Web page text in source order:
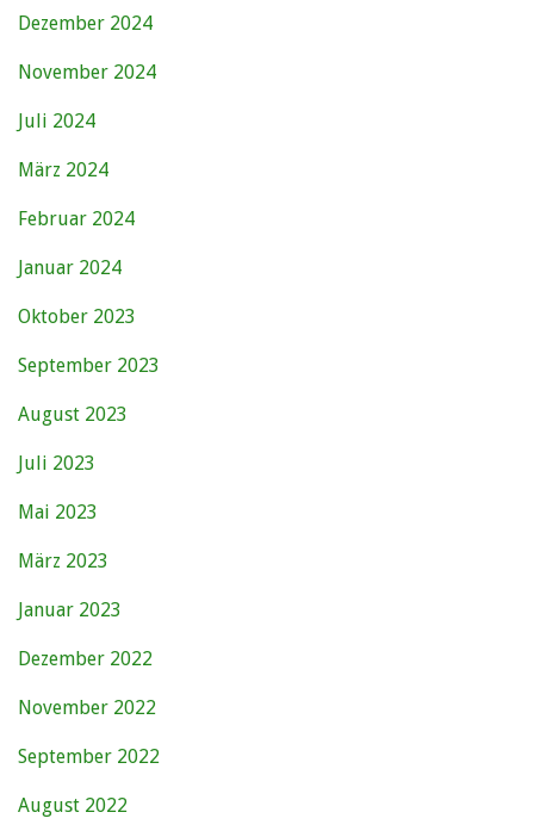
Dezember 2024
November 2024
Juli 2024
März 2024
Februar 2024
Januar 2024
Oktober 2023
September 2023
August 2023
Juli 2023
Mai 2023
März 2023
Januar 2023
Dezember 2022
November 2022
September 2022
August 2022